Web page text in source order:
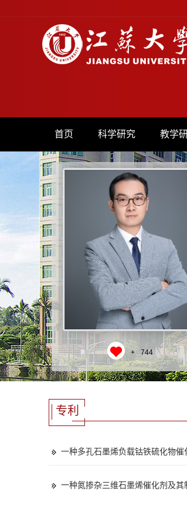
首页 科学研究 教学
+ 744
专利
一种多孔石墨烯负载钴铁硫化物
一种氮掺杂三维石墨烯催化剂及其